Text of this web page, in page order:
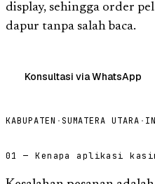
display, sehingga order
dapur tanpa salah baca.
Konsultasi via WhatsApp
KABUPATEN · SUMATERA UTARA ·
01 — Kenapa aplikasi